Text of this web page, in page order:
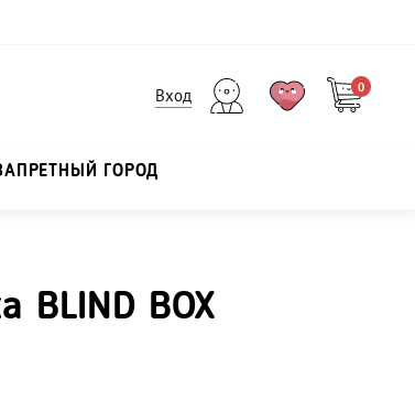
Вход 0
ГОРОД
BLIND BOX